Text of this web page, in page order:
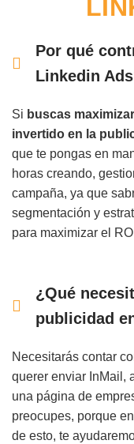
Por qué
Linkedin
Si buscas
invertido en la
que te pongas en
horas creando,
campaña, ya que
segmentación y
para maximizar el
¿Qué
publicidad
Necesitarás contar
querer enviar InMail,
una página de
preocupes, porque
de esto, te